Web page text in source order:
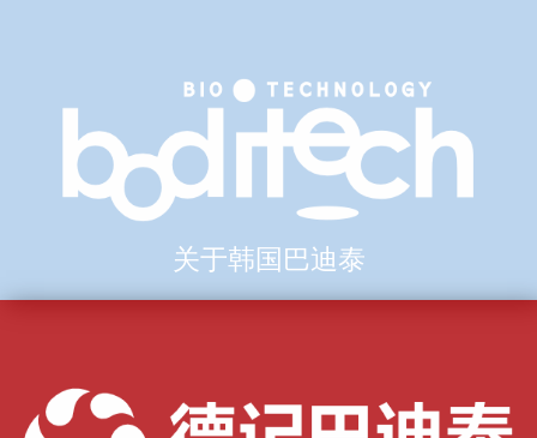
关于韩国巴迪泰